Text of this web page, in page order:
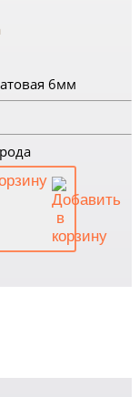
6мм